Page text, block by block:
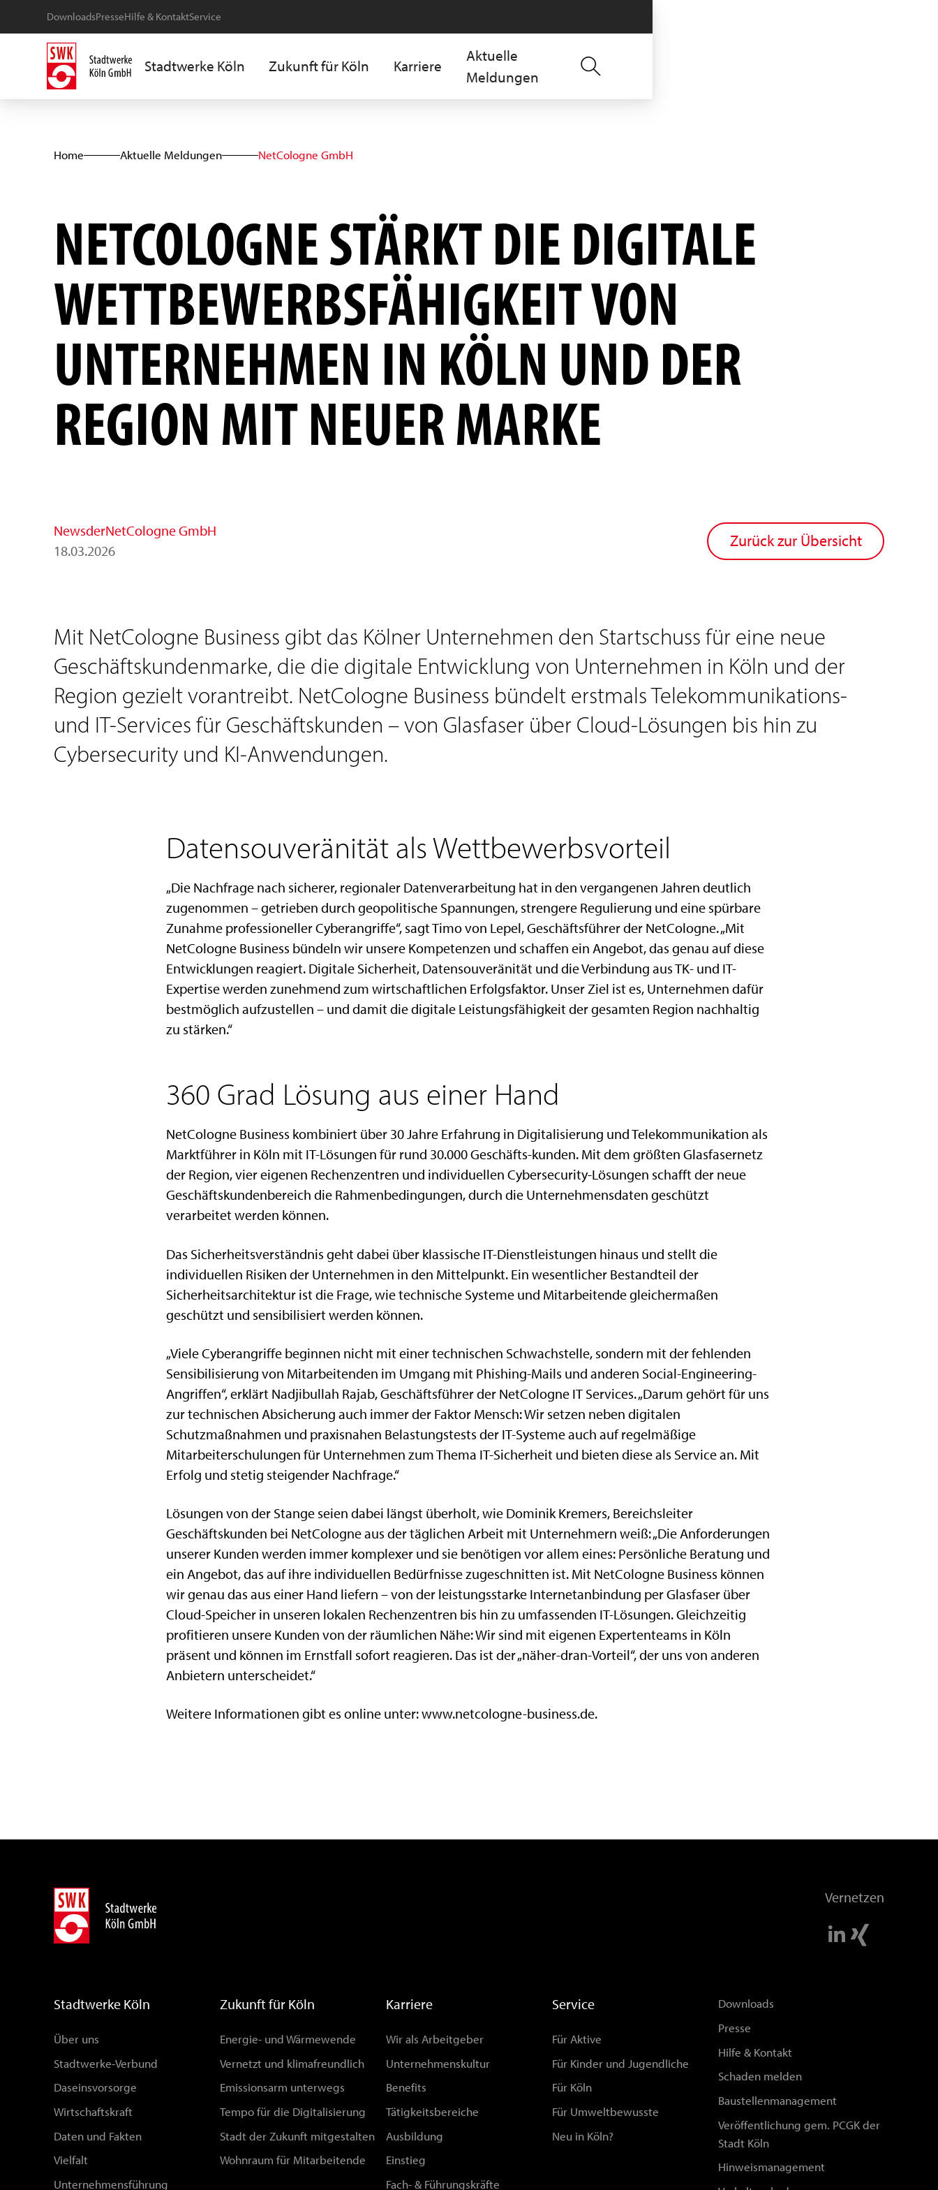
DownloadsPresseHilfe & KontaktService
Stadtwerke Köln Zukunft für Köln Karriere
Aktuelle
Meldungen
Home Aktuelle Meldungen NetCologne GmbH
NETCOLOGNE STÄRKT DIE DIGITALE
WETTBEWERBSFÄHIGKEIT VON
UNTERNEHMEN IN KÖLN UND DER
REGION MIT NEUER MARKE
NewsderNetCologne GmbH
18.03.2026
Zurück zur Übersicht
Mit NetCologne Business gibt das Kölner Unternehmen den Startschuss für eine neue
Geschäftskundenmarke, die die digitale Entwicklung von Unternehmen in Köln und der
Region gezielt vorantreibt. NetCologne Business bündelt erstmals Telekommunikations-
und IT-Services für Geschäftskunden – von Glasfaser über Cloud-Lösungen bis hin zu
Cybersecurity und KI-Anwendungen.
Datensouveränität als Wettbewerbsvorteil
„Die Nachfrage nach sicherer, regionaler Datenverarbeitung hat in den vergangenen Jahren deutlich
zugenommen – getrieben durch geopolitische Spannungen, strengere Regulierung und eine spürbare
Zunahme professioneller Cyberangriffe“, sagt Timo von Lepel, Geschäftsführer der NetCologne. „Mit
NetCologne Business bündeln wir unsere Kompetenzen und schaffen ein Angebot, das genau auf diese
Entwicklungen reagiert. Digitale Sicherheit, Datensouveränität und die Verbindung aus TK- und IT-
Expertise werden zunehmend zum wirtschaftlichen Erfolgsfaktor. Unser Ziel ist es, Unternehmen dafür
bestmöglich aufzustellen – und damit die digitale Leistungsfähigkeit der gesamten Region nachhaltig
zu stärken.“
360 Grad Lösung aus einer Hand
NetCologne Business kombiniert über 30 Jahre Erfahrung in Digitalisierung und Telekommunikation als
Marktführer in Köln mit IT-Lösungen für rund 30.000 Geschäfts-kunden. Mit dem größten Glasfasernetz
der Region, vier eigenen Rechenzentren und individuellen Cybersecurity-Lösungen schafft der neue
Geschäftskundenbereich die Rahmenbedingungen, durch die Unternehmensdaten geschützt
verarbeitet werden können.
Das Sicherheitsverständnis geht dabei über klassische IT-Dienstleistungen hinaus und stellt die
individuellen Risiken der Unternehmen in den Mittelpunkt. Ein wesentlicher Bestandteil der
Sicherheitsarchitektur ist die Frage, wie technische Systeme und Mitarbeitende gleichermaßen
geschützt und sensibilisiert werden können.
„Viele Cyberangriffe beginnen nicht mit einer technischen Schwachstelle, sondern mit der fehlenden
Sensibilisierung von Mitarbeitenden im Umgang mit Phishing-Mails und anderen Social-Engineering-
Angriffen“, erklärt Nadjibullah Rajab, Geschäftsführer der NetCologne IT Services. „Darum gehört für uns
zur technischen Absicherung auch immer der Faktor Mensch: Wir setzen neben digitalen
Schutzmaßnahmen und praxisnahen Belastungstests der IT-Systeme auch auf regelmäßige
Mitarbeiterschulungen für Unternehmen zum Thema IT-Sicherheit und bieten diese als Service an. Mit
Erfolg und stetig steigender Nachfrage.“
Lösungen von der Stange seien dabei längst überholt, wie Dominik Kremers, Bereichsleiter
Geschäftskunden bei NetCologne aus der täglichen Arbeit mit Unternehmern weiß: „Die Anforderungen
unserer Kunden werden immer komplexer und sie benötigen vor allem eines: Persönliche Beratung und
ein Angebot, das auf ihre individuellen Bedürfnisse zugeschnitten ist. Mit NetCologne Business können
wir genau das aus einer Hand liefern – von der leistungsstarke Internetanbindung per Glasfaser über
Cloud-Speicher in unseren lokalen Rechenzentren bis hin zu umfassenden IT-Lösungen. Gleichzeitig
profitieren unsere Kunden von der räumlichen Nähe: Wir sind mit eigenen Expertenteams in Köln
präsent und können im Ernstfall sofort reagieren. Das ist der „näher-dran-Vorteil“, der uns von anderen
Anbietern unterscheidet.“
Weitere Informationen gibt es online unter: www.netcologne-business.de.
Vernetzen
Stadtwerke Köln
Über uns
Stadtwerke-Verbund
Daseinsvorsorge
Wirtschaftskraft
Daten und Fakten
Vielfalt
Unternehmensführung
Zukunft für Köln
Energie- und Wärmewende
Vernetzt und klimafreundlich
Emissionsarm unterwegs
Tempo für die Digitalisierung
Stadt der Zukunft mitgestalten
Wohnraum für Mitarbeitende
Karriere
Wir als Arbeitgeber
Unternehmenskultur
Benefits
Tätigkeitsbereiche
Ausbildung
Einstieg
Fach- & Führungskräfte
Service
Für Aktive
Für Kinder und Jugendliche
Für Köln
Für Umweltbewusste
Neu in Köln?
Downloads
Presse
Hilfe & Kontakt
Schaden melden
Baustellenmanagement
Veröffentlichung gem. PCGK der
Stadt Köln
Hinweismanagement